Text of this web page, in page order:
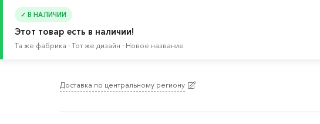
✓ В НАЛИЧИИ
Этот товар есть в наличии!
Та же фабрика · Тот же дизайн · Новое название
Доставка по центральному региону